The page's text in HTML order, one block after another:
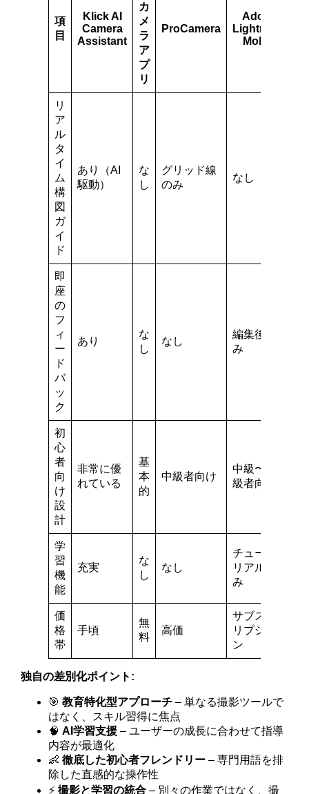
項
目
Klick AI
Camera
Assistant
カ
メ
ラ
ア
プ
リ
ProCamera
Adobe
Lightroom
Mobile
リ
ア
ル
タ
イ
ム
構
図
ガ
イ
ド
あり（AI
駆動）
な
し
グリッド線
のみ
なし
即
座
の
フ
ィ
ー
ド
バ
ッ
ク
あり
な
し
なし
編集後の
み
初
心
者
向
け
設
計
非常に優
れている
基
本
的
中級者向け
中級〜上
級者向け
学
習
機
能
充実
な
し
なし
チュート
リアルの
み
価
格
帯
手頃
無
料
高価
サブスク
リプショ
ン
独自の差別化ポイント:
🎯教育特化型アプローチ – 単なる撮影ツールで
はなく、スキル習得に焦点
🧠AI学習支援 – ユーザーの成長に合わせて指導
内容が最適化
👶徹底した初心者フレンドリー – 専門用語を排
除した直感的な操作性
⚡撮影と学習の統合 – 別々の作業ではなく、撮